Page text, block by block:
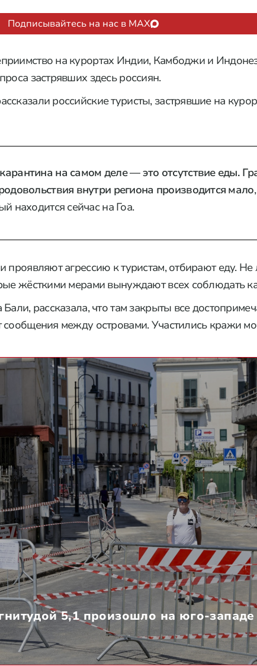
Подписывайтесь на нас в MAX
на курортах Индии, Камбоджи и
застрявших здесь россиян.
российские туристы, застрявшие на
на самом деле — это отсутствие еды.
внутри региона производится мало
находится сейчас на Гоа.
проявляют агрессию к туристам, отбирают еду.
жёсткими мерами вынуждают всех соблюдать
рассказала, что там закрыты все
между островами. Участились кражи
5,1 произошло на юго-западе